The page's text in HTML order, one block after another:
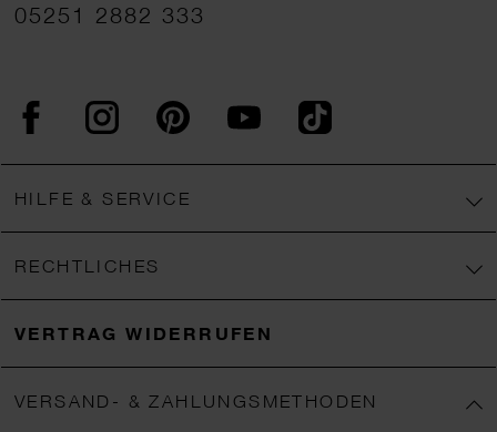
05251 2882 333
FacebookInstagram PinterestYouTubeTikTok
HILFE & SERVICE
RECHTLICHES
VERTRAG WIDERRUFEN
VERSAND- & ZAHLUNGSMETHODEN